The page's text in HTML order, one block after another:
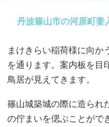
丹波篠山市の河原町妻
まけきらい稲荷様に向か
を通ります。案内板を目
鳥居が見えてきます。
篠山城築城の際に造られ
の佇まいを偲ぶことがで